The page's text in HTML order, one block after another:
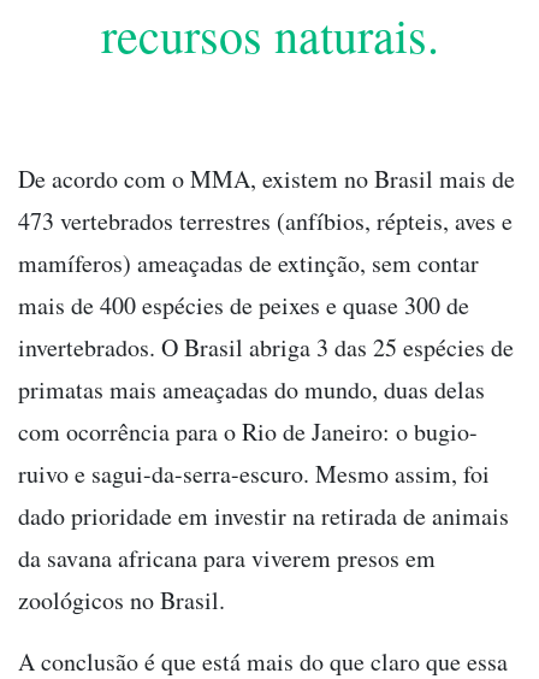
recursos naturais.
De acordo com o MMA, existem no Brasil mais de
473 vertebrados terrestres (anfíbios, répteis, aves e
mamíferos) ameaçadas de extinção, sem contar
mais de 400 espécies de peixes e quase 300 de
invertebrados. O Brasil abriga 3 das 25 espécies de
primatas mais ameaçadas do mundo, duas delas
com ocorrência para o Rio de Janeiro: o bugio-
ruivo e sagui-da-serra-escuro. Mesmo assim, foi
dado prioridade em investir na retirada de animais
da savana africana para viverem presos em
zoológicos no Brasil.
A conclusão é que está mais do que claro que essa